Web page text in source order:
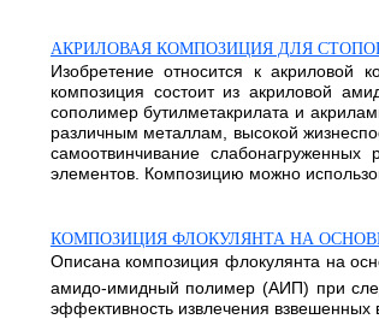
АКРИЛОВАЯ КОМПОЗИЦИЯ ДЛЯ
Изобретение относится к акриловой
композиция состоит из акриловой
сополимер бутилметакрилата и
различным металлам, высокой
самоотвинчивание
элементов. Композицию можно
КОМПОЗИЦИЯ ФЛОКУЛЯНТА НА
Описана композиция флокулянта на
амидо-имидный полимер (АИП) при
эффективность извлечения